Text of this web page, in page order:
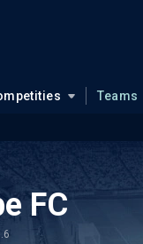
Teams
FC